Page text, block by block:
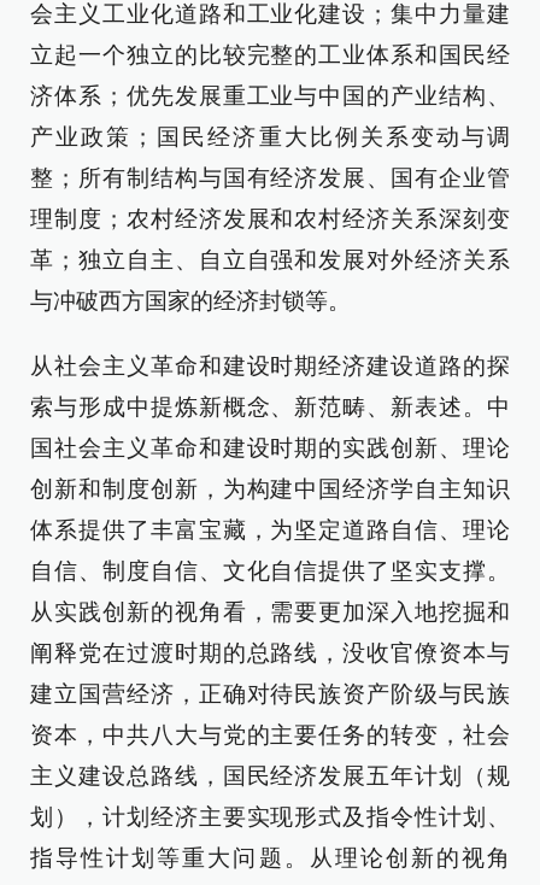
会主义工业化道路和工业化建设；集中力量建
立起一个独立的比较完整的工业体系和国民经
济体系；优先发展重工业与中国的产业结构、
产业政策；国民经济重大比例关系变动与调
整；所有制结构与国有经济发展、国有企业管
理制度；农村经济发展和农村经济关系深刻变
革；独立自主、自立自强和发展对外经济关系
与冲破西方国家的经济封锁等。
从社会主义革命和建设时期经济建设道路的探
索与形成中提炼新概念、新范畴、新表述。中
国社会主义革命和建设时期的实践创新、理论
创新和制度创新，为构建中国经济学自主知识
体系提供了丰富宝藏，为坚定道路自信、理论
自信、制度自信、文化自信提供了坚实支撑。
从实践创新的视角看，需要更加深入地挖掘和
阐释党在过渡时期的总路线，没收官僚资本与
建立国营经济，正确对待民族资产阶级与民族
资本，中共八大与党的主要任务的转变，社会
主义建设总路线，国民经济发展五年计划（规
划），计划经济主要实现形式及指令性计划、
指导性计划等重大问题。从理论创新的视角